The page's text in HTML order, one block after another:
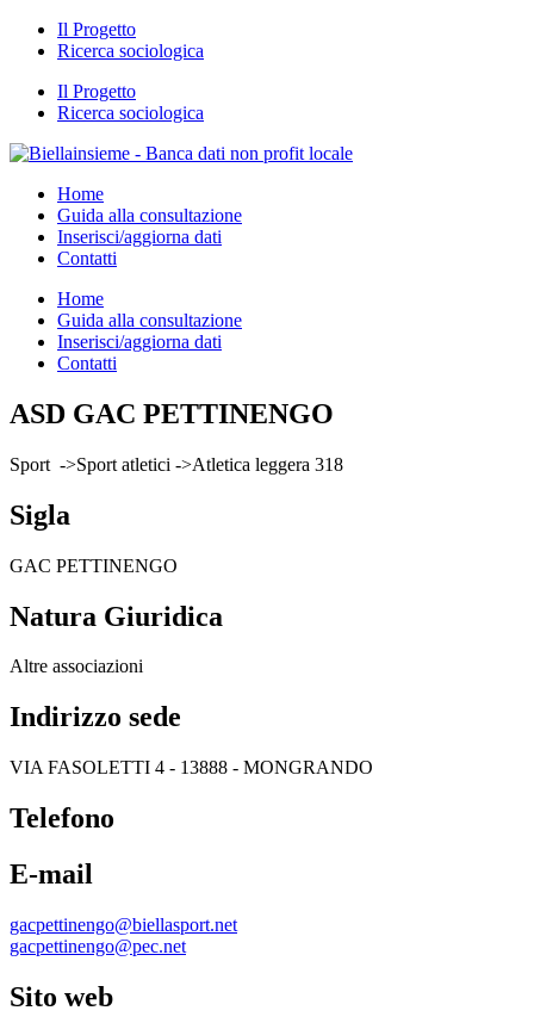
Il Progetto
Ricerca sociologica
Il Progetto
Ricerca sociologica
Home
Guida alla consultazione
Inserisci/aggiorna dati
Contatti
Home
Guida alla consultazione
Inserisci/aggiorna dati
Contatti
ASD GAC PETTINENGO
Sport ->Sport atletici ->Atletica leggera 318
Sigla
GAC PETTINENGO
Natura Giuridica
Altre associazioni
Indirizzo sede
VIA FASOLETTI 4 - 13888 - MONGRANDO
Telefono
E-mail
gacpettinengo@biellasport.net
gacpettinengo@pec.net
Sito web